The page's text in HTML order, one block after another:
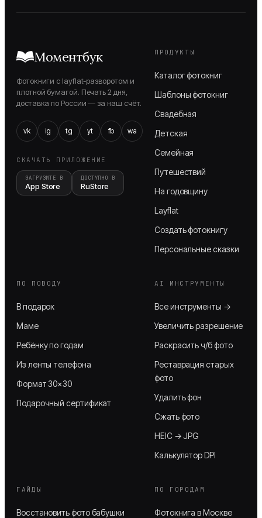
Моментбук
Фотокниги с layflat-разворотом и
плотной бумагой. Печать 2 дня,
доставка по России — за наш счёт.
vk ig tg yt fb wa
СКАЧАТЬ ПРИЛОЖЕНИЕ
ЗАГРУЗИТЕ В
App Store
ДОСТУПНО В
RuStore
ПРОДУКТЫ
Каталог фотокниг
Шаблоны фотокниг
Свадебная
Детская
Семейная
Путешествий
На годовщину
Layflat
Создать фотокнигу
Персональные сказки
ПО ПОВОДУ
В подарок
Маме
Ребёнку по годам
Из ленты телефона
Формат 30×30
Подарочный сертификат
AI ИНСТРУМЕНТЫ
Все инструменты →
Увеличить разрешение
Раскрасить ч/б фото
Реставрация старых
фото
Удалить фон
Сжать фото
HEIC → JPG
Калькулятор DPI
ГАЙДЫ
Восстановить фото бабушки
ПО ГОРОДАМ
Фотокнига в Москве